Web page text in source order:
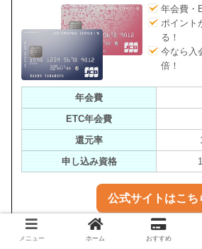
年会費・
ポイント
る！
今なら入
倍！
年会費
ETC年会費
還元率
申し込み資格
公式サイトはこち
メニュー ホーム おすすめ